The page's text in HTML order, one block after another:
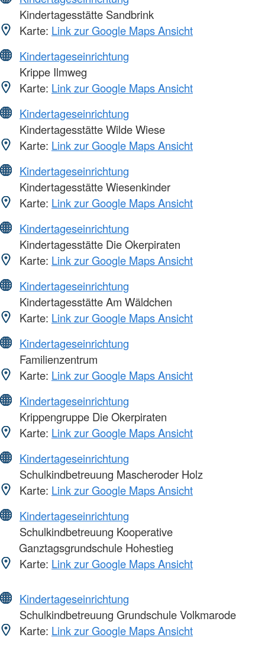
Kindertagesstätte Sandbrink
Karte: Link zur Google Maps Ansicht
Kindertageseinrichtung
Krippe Ilmweg
Karte: Link zur Google Maps Ansicht
Kindertageseinrichtung
Kindertagesstätte Wilde Wiese
Karte: Link zur Google Maps Ansicht
Kindertageseinrichtung
Kindertagesstätte Wiesenkinder
Karte: Link zur Google Maps Ansicht
Kindertageseinrichtung
Kindertagesstätte Die Okerpiraten
Karte: Link zur Google Maps Ansicht
Kindertageseinrichtung
Kindertagesstätte Am Wäldchen
Karte: Link zur Google Maps Ansicht
Kindertageseinrichtung
Familienzentrum
Karte: Link zur Google Maps Ansicht
Kindertageseinrichtung
Krippengruppe Die Okerpiraten
Karte: Link zur Google Maps Ansicht
Kindertageseinrichtung
Schulkindbetreuung Mascheroder Holz
Karte: Link zur Google Maps Ansicht
Kindertageseinrichtung
Schulkindbetreuung Kooperative
Ganztagsgrundschule Hohestieg
Karte: Link zur Google Maps Ansicht
Kindertageseinrichtung
Schulkindbetreuung Grundschule Volkmarode
Karte: Link zur Google Maps Ansicht